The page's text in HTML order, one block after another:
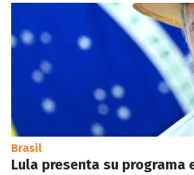
Brasil
Lula presenta su programa